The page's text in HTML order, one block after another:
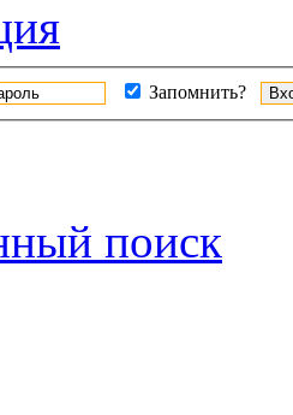
Запомнить?
поиск